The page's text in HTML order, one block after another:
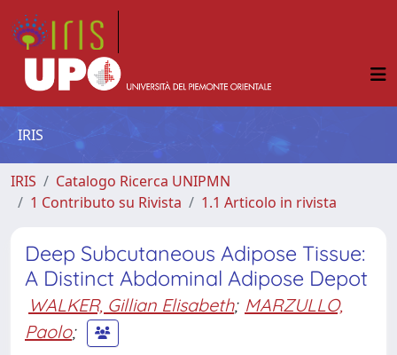
IRIS
IRIS
Catalogo Ricerca UNIPMN
1 Contributo su Rivista
1.1 Articolo in rivista
Deep Subcutaneous Adipose Tissue:
A Distinct Abdominal Adipose Depot
WALKER, Gillian Elisabeth; MARZULLO,
Paolo;